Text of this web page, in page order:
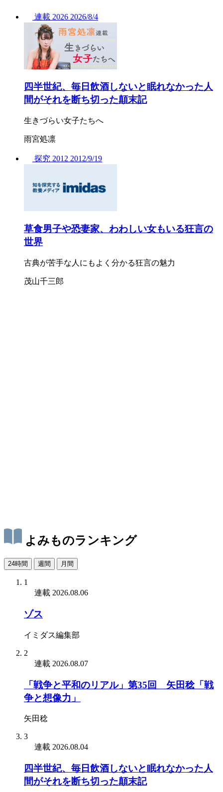
連載 2026 2026/8/4
四半世紀、毎日飲酒しないと眠れなかった人
間がそれを断ち切った顛末記
生きづらい女子たちへ
雨宮処凛
探究 2012 2012/9/19
草食男子や恐妻家、わわしい女もいる狂言の
世界
古典が苦手な人にもよく分かる狂言の魅力
茂山千三郎
よみものランキング
24時間 週間 月間
1
連載 2026.08.06
ゾス
イミダス編集部
2
連載 2026.08.07
「戦争と平和のリアル」第35回 矢田稔「戦
争と想像力」
矢田稔
3
連載 2026.08.04
四半世紀、毎日飲酒しないと眠れなかった人
間がそれを断ち切った顛末記